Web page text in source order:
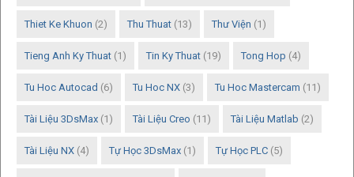
Thiet Ke Khuon (2) Thu Thuat (13) Thư Viện (1)
Tieng Anh Ky Thuat (1) Tin Ky Thuat (19) Tong Hop (4)
Tu Hoc Autocad (6) Tu Hoc NX (3) Tu Hoc Mastercam (11)
Tài Liệu 3DsMax (1) Tài Liệu Creo (11) Tài Liệu Matlab (2)
Tài Liệu NX (4) Tự Học 3DsMax (1) Tự Học PLC (5)